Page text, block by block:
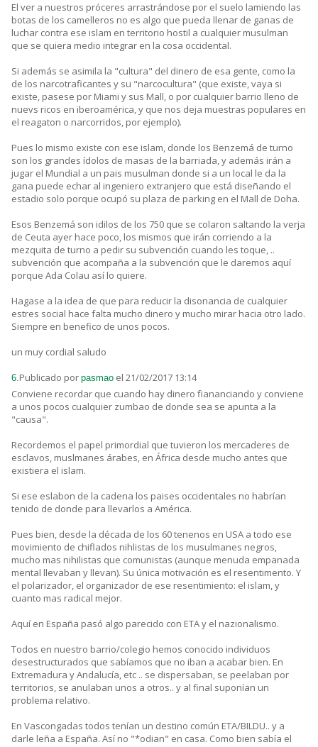
El ver a nuestros próceres arrastrándose por el suelo lamiendo las
botas de los camelleros no es algo que pueda llenar de ganas de
luchar contra ese islam en territorio hostil a cualquier musulman
que se quiera medio integrar en la cosa occidental.
Si además se asimila la "cultura" del dinero de esa gente, como la
de los narcotraficantes y su "narcocultura" (que existe, vaya si
existe, pasese por Miami y sus Mall, o por cualquier barrio lleno de
nuevs ricos en iberoamérica, y que nos deja muestras populares en
el reagaton o narcorridos, por ejemplo).
Pues lo mismo existe con ese islam, donde los Benzemá de turno
son los grandes ídolos de masas de la barriada, y además irán a
jugar el Mundial a un pais musulman donde si a un local le da la
gana puede echar al ingeniero extranjero que está diseñando el
estadio solo porque ocupó su plaza de parking en el Mall de Doha.
Esos Benzemá son idilos de los 750 que se colaron saltando la verja
de Ceuta ayer hace poco, los mismos que irán corriendo a la
mezquita de turno a pedir su subvención cuando les toque, ..
subvención que acompaña a la subvención que le daremos aquí
porque Ada Colau así lo quiere.
Hagase a la idea de que para reducir la disonancia de cualquier
estres social hace falta mucho dinero y mucho mirar hacia otro lado.
Siempre en benefico de unos pocos.
un muy cordial saludo
6.Publicado por pasmao el 21/02/2017 13:14
Conviene recordar que cuando hay dinero fiananciando y conviene
a unos pocos cualquier zumbao de donde sea se apunta a la
"causa".
Recordemos el papel primordial que tuvieron los mercaderes de
esclavos, muslmanes árabes, en África desde mucho antes que
existiera el islam.
Si ese eslabon de la cadena los paises occidentales no habrían
tenido de donde para llevarlos a América.
Pues bien, desde la década de los 60 tenenos en USA a todo ese
movimiento de chiflados nihlistas de los musulmanes negros,
mucho mas nihilistas que comunistas (aunque menuda empanada
mental llevaban y llevan). Su única motivación es el resentimento. Y
el polarizador, el organizador de ese resentimiento: el islam, y
cuanto mas radical mejor.
Aquí en España pasó algo parecido con ETA y el nazionalismo.
Todos en nuestro barrio/colegio hemos conocido individuos
desestructurados que sabíamos que no iban a acabar bien. En
Extremadura y Andalucía, etc .. se dispersaban, se peelaban por
territorios, se anulaban unos a otros.. y al final suponían un
problema relativo.
En Vascongadas todos tenían un destino común ETA/BILDU.. y a
darle leña a España. Así no "*odian" en casa. Como bien sabía el